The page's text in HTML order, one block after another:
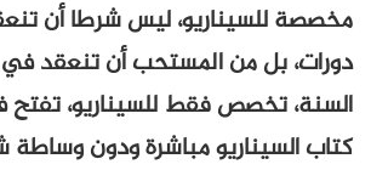
ليس شرطا أن تنعقد خلال
من المستحب أن تنعقد في دورة
فقط للسيناريو، تفتح في وجه
مباشرة ودون وساطة شركات